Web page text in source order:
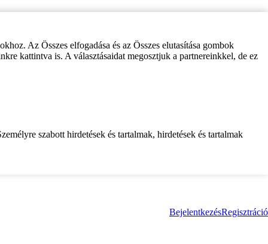
Az Összes elfogadása és az Összes elutasítása gombok
kattintva is. A választásaidat megosztjuk a partnereinkkel, de ez
szabott hirdetések és tartalmak, hirdetések és tartalmak
BejelentkezésRegisztráció